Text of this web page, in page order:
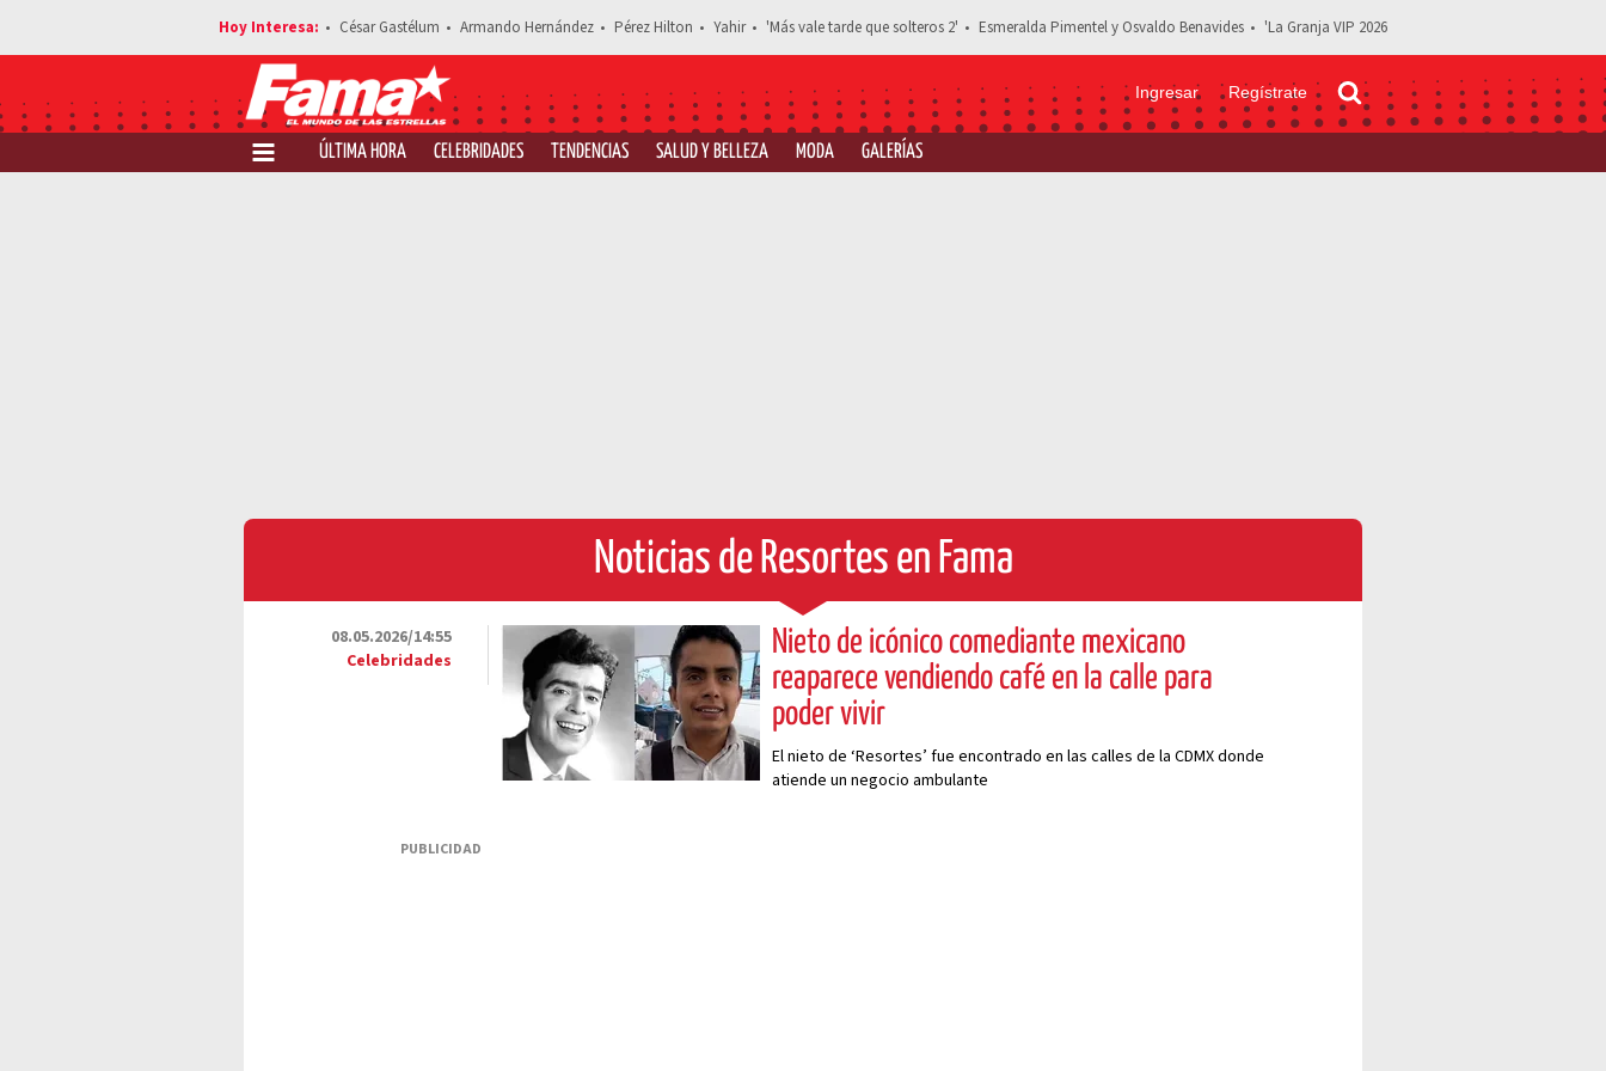
César Gastélum Armando Hernández Pérez Hilton Yahir 'Más vale tarde que solteros 2' Esmeralda Pimentel y Osvaldo Benavides 'La Granja VIP 2026
Ingresar Regístrate
ÚLTIMA HORA CELEBRIDADES TENDENCIAS SALUD Y BELLEZA MODA GALERÍAS
Noticias de Resortes en Fama
08.05.2026/14:55
Celebridades
Nieto de icónico comediante mexicano
reaparece vendiendo café en la calle para
poder vivir
El nieto de ‘Resortes’ fue encontrado en las calles de la CDMX donde
atiende un negocio ambulante
PUBLICIDAD